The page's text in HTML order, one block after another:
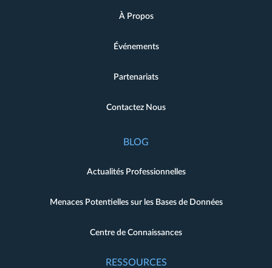
À Propos
Événements
Partenariats
Contactez Nous
BLOG
Actualités Professionnelles
Menaces Potentielles sur les Bases de Données
Centre de Connaissances
RESSOURCES